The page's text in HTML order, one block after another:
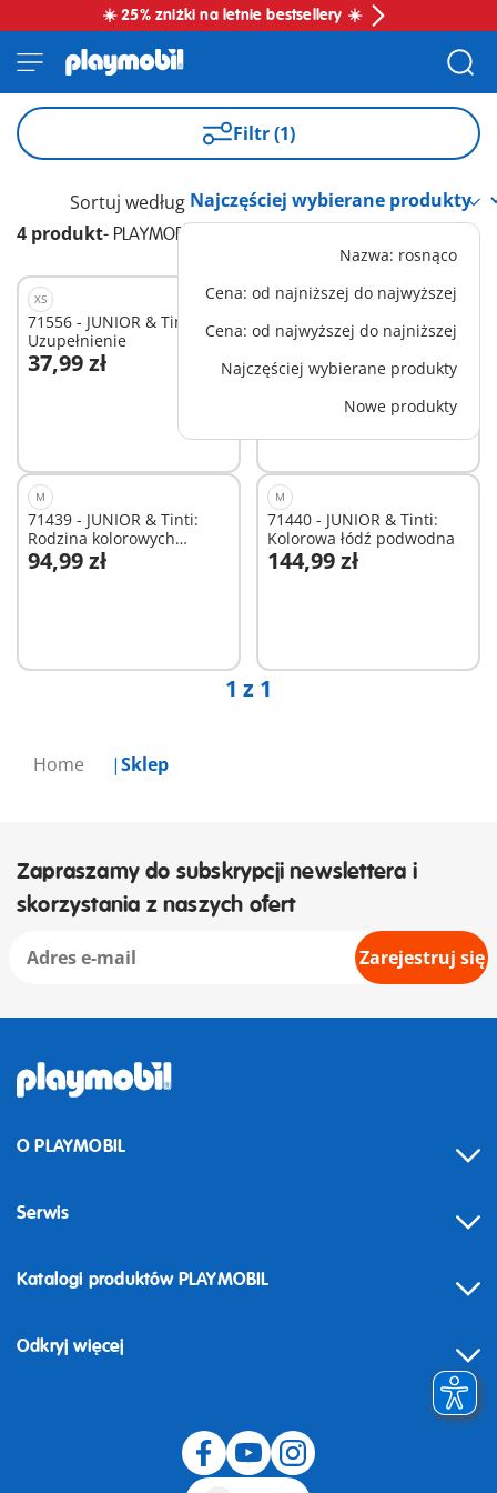
☀️ 25% zniżki na letnie bestsellery ☀️
Home Sklep
Filtr (1)
4 produkt- PLAYMOBIL JUNIOR & Tinti
Sortuj według
Nazwa: rosnąco
Cena: od najniższej do najwyższej
Cena: od najwyższej do najniższej
Najczęściej wybierane produkty
Nowe produkty
XS
71556 - JUNIOR & Tinti:
Uzupełnienie
37,99 zł
Dodaj do koszyka
M
71438 - JUNIOR & Tinti:
Kolorowa ośmiornica
164,99 zł
Dodaj do koszyka
M
71439 - JUNIOR & Tinti:
Rodzina kolorowych
meduz
94,99 zł
Dodaj do koszyka
M
71440 - JUNIOR & Tinti:
Kolorowa łódź podwodna
144,99 zł
Dodaj do koszyka
1 z 1
Zapraszamy do subskrypcji newslettera i
skorzystania z naszych ofert
Zarejestruj się
O PLAYMOBIL
Serwis
Odstąpienie od umowy
Katalogi produktów PLAYMOBIL
Odkryj więcej